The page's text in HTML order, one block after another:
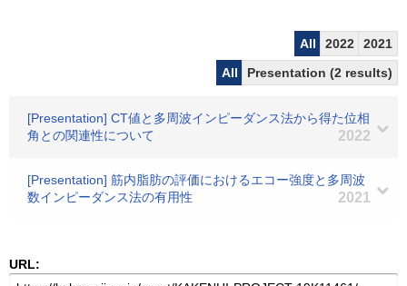
All 2022
2021
All
Presentation (2 results)
[Presentation] CT値と多周波インピーダンス法から得た位相
角との関連性について
2022
[Presentation] 筋内脂肪の評価におけるエコー強度と多周波
数インピーダンス法の有用性
2021
URL: